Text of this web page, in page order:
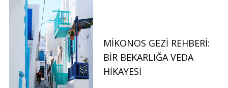
MIKONOS GEZI REHBERI:
BIR BEKARLIĞA VEDA
HIKAYESI